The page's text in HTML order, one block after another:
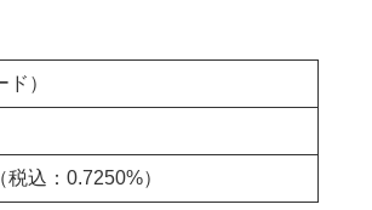
）
込：0.7250%）